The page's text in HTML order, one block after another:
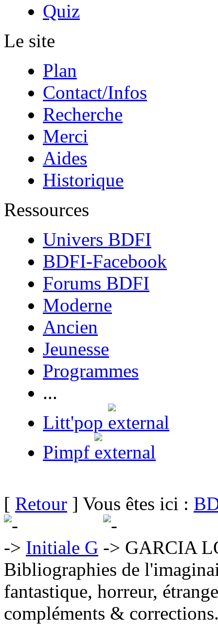
Quiz
Le site
Plan
Contact/Infos
Recherche
Merci
Aides
Historique
Ressources
Univers BDFI
BDFI-Facebook
Forums BDFI
Moderne
Ancien
Jeunesse
Programmes
...
Litt'pop
Pimpf
[ Retour ] Vous êtes ici :
Initiale G
GARCIA
Bibliographies de
fantastique, horreur,
compléments &